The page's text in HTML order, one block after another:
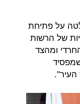
על פתיחת
של הרשות
ומהצד
העיר".